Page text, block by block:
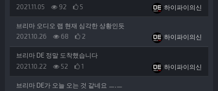
등록자하이파이의신
등록일
2021.11.05 조회
92 추천
5
브리마 오디오 랩 현재 심각한 상황인듯
등록자하이파이의신
등록일
2021.10.26 조회
68 추천
2
브리마 DE 정말 도착했습니다
등록자하이파이의신
등록일
2021.10.22 조회
52 추천
1
브리마 DE가 오늘 오는 것 같네요 ㅡ.ㅡ